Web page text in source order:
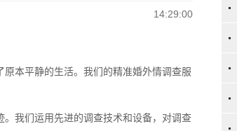
14:29:00
本平静的生活。我们的精准婚外情调查服
我们运用先进的调查技术和设备，对调查